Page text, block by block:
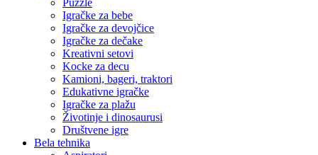
Igračke za bebe
Igračke za devojčice
Igračke za dečake
Kreativni setovi
Kocke za decu
Kamioni, bageri, traktori
Edukativne igračke
Igračke za plažu
Životinje i dinosaurusi
Društvene igre
Bela tehnika